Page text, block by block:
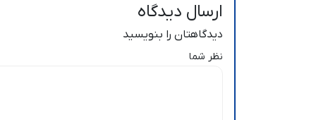
ارسال دیدگاه
دیدگاهتان را بنویسید
نظر شما